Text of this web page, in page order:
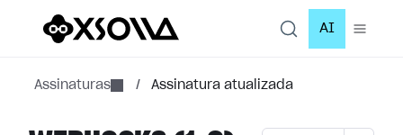
AI
Assinaturas / Assinatura atualizada